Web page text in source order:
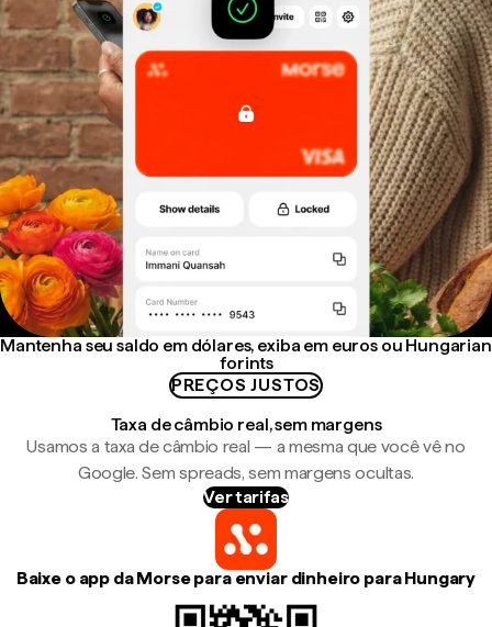
Mantenha seu saldo em dólares, exiba em euros ou Hungarian
forints
PREÇOS JUSTOS
Taxa de câmbio real, sem margens
Usamos a taxa de câmbio real — a mesma que você vê no
Google. Sem spreads, sem margens ocultas.
Ver tarifas
Baixe o app da Morse para enviar dinheiro para Hungary